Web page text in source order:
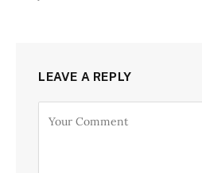
LEAVE A REPLY